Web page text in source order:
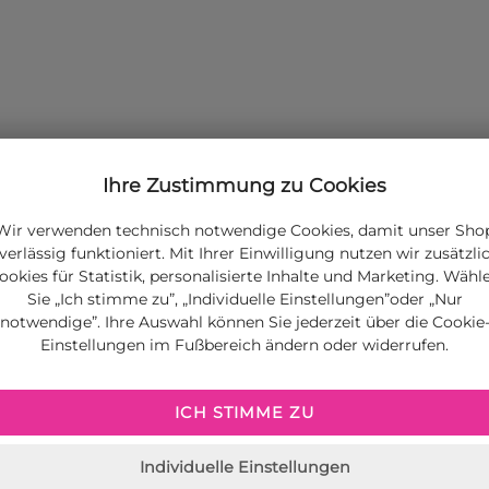
Ihre Zustimmung zu Cookies
verwenden technisch notwendige Cookies, damit unser
funktioniert. Mit Ihrer Einwilligung nutzen wir
für Statistik, personalisierte Inhalte und Marketing.
Sie „Ich stimme zu”, „Individuelle Einstellungen”oder „Nur
notwendige”. Ihre Auswahl können Sie jederzeit über die Cookie-
Einstellungen im Fußbereich ändern oder widerrufen.
ICH STIMME ZU
Individuelle Einstellungen